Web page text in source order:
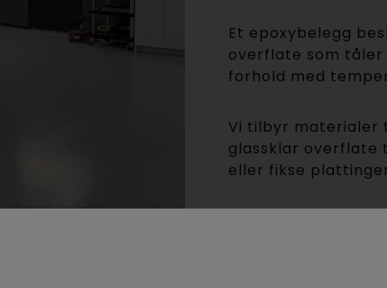
Et epoxybelegg
overflate som tåler
forhold med
Vi tilbyr materialer
glassklar overflate
eller fikse
Ser du etter